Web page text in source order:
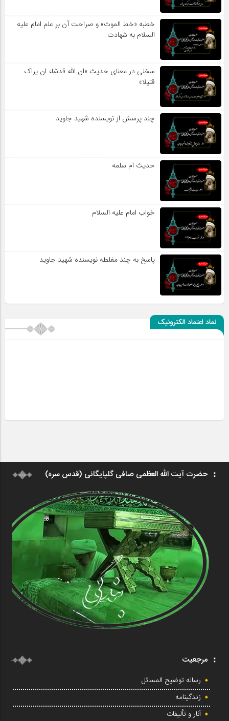
خطبه «خط الموت» و صراحت آن بر علم امام علیه
السلام به شهادت
سخنی در معنای حدیث «ان الله قدشاء ان یراک
قتیلا»
چند پرسش از نویسنده شهید جاوید
حدیث ام سلمه
خواب امام علیه السلام
پاسخ به چند مغلطه نویسنده شهید جاوید
نماد اعتماد الکترونیک
حضرت آیت الله العظمی صافی گلپایگانی (قدس سره)
مرجعیت
رساله توضیح المسائل
زندگینامه
آثار و تألیفات